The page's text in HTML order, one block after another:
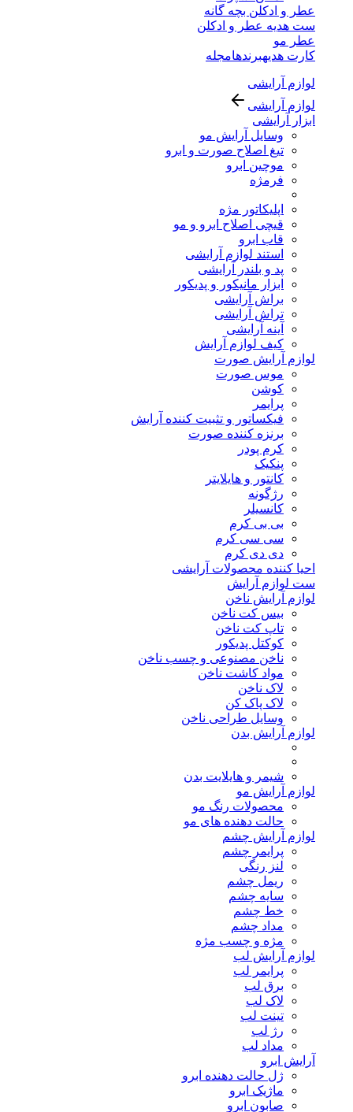
عطر و ادکلن بچه گانه
ست هدیه عطر و ادکلن
عطر مو
کارت هدیهبرندهامجله
لوازم آرایشی
لوازم آرایشی
ابزار آرایشی
وسایل آرایش مو
تیغ اصلاح صورت و ابرو
موچین ابرو
فرمژه
اپلیکاتور مژه
قیچی اصلاح ابرو و مو
قاب ابرو
استند لوازم آرایشی
پد و بلندر آرایشی
ابزار مانیکور و پدیکور
براش آرایشی
تراش آرایشی
آینه آرایشی
کیف لوازم آرایش
لوازم آرایش صورت
موس صورت
کوشن
پرایمر
فیکساتور و تثبیت کننده آرایش
برنزه کننده صورت
کرم پودر
پنکیک
کانتور و هایلایتر
رژگونه
کانسیلر
بی بی کرم
سی سی کرم
دی دی کرم
احیا کننده محصولات آرایشی
ست لوازم آرایش
لوازم آرایش ناخن
بیس کت ناخن
تاپ کت ناخن
کوکتل پدیکور
ناخن مصنوعی و چسب ناخن
مواد کاشت ناخن
لاک ناخن
لاک پاک کن
وسایل طراحی ناخن
لوازم آرایش بدن
شیمر و هایلایت بدن
لوازم آرایش مو
محصولات رنگ مو
حالت دهنده های مو
لوازم آرایش چشم
پرایمر چشم
لنز رنگی
ریمل چشم
سایه چشم
خط چشم
مداد چشم
مژه و چسب مژه
لوازم آرایش لب
پرایمر لب
برق لب
لاک لب
تینت لب
رژ لب
مداد لب
آرایش ابرو
ژل حالت دهنده ابرو
ماژیک ابرو
صابون ابرو